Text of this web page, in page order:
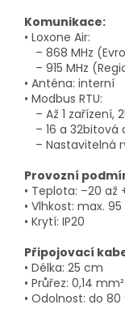
Komunikace:
• Loxone Air:
– 868 MHz
– 915 MHz
• Anténa: interní
• Modbus RTU:
– Až 1 zařízení,
– 16 a 32bitová
– Nastavitelná
Provozní
• Teplota: –20 až
• Vlhkost: max.
• Krytí: IP20
Připojovací
• Délka: 25 cm
• Průřez: 0,14
• Odolnost: do 80